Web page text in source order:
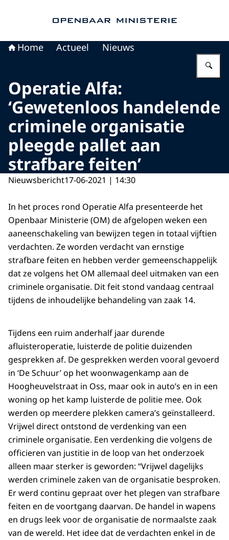
Home Actueel Nieuws
Operatie Alfa:
‘Gewetenloos handelende
criminele organisatie
pleegde pallet aan
strafbare feiten’
Nieuwsbericht17-06-2021 | 14:30
In het proces rond Operatie Alfa presenteerde het
Openbaar Ministerie (OM) de afgelopen weken een
aaneenschakeling van bewijzen tegen in totaal vijftien
verdachten. Ze worden verdacht van ernstige
strafbare feiten en hebben verder gemeenschappelijk
dat ze volgens het OM allemaal deel uitmaken van een
criminele organisatie. Dit feit stond vandaag centraal
tijdens de inhoudelijke behandeling van zaak 14.
Tijdens een ruim anderhalf jaar durende
afluisteroperatie, luisterde de politie duizenden
gesprekken af. De gesprekken werden vooral gevoerd
in ‘De Schuur’ op het woonwagenkamp aan de
Hoogheuvelstraat in Oss, maar ook in auto’s en in een
woning op het kamp luisterde de politie mee. Ook
werden op meerdere plekken camera’s geïnstalleerd.
Vrijwel direct ontstond de verdenking van een
criminele organisatie. Een verdenking die volgens de
officieren van justitie in de loop van het onderzoek
alleen maar sterker is geworden: “Vrijwel dagelijks
werden criminele zaken van de organisatie besproken.
Er werd continu gepraat over het plegen van strafbare
feiten en de voortgang daarvan. De handel in wapens
en drugs leek voor de organisatie de normaalste zaak
van de wereld. Het idee dat de verdachten enkel in de